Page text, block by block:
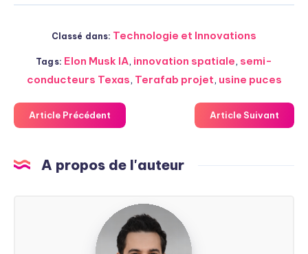
Classé dans: Technologie et Innovations
Tags: Elon Musk IA, innovation spatiale, semi-
conducteurs Texas, Terafab projet, usine puces
Article Précédent Article Suivant
A propos de l'auteur
Steven
Soarez